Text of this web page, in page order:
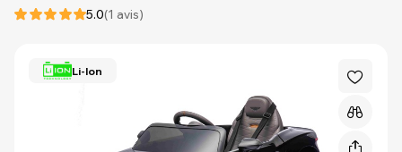
5.0(1 avis)
Li-Ion